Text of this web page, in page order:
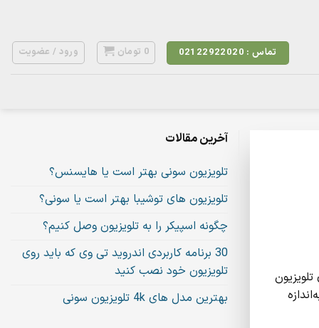
تماس : 02122922020 0 تومان ورود / عضویت
آخرین مقالات
تلویزیون سونی بهتر است یا هایسنس؟
تلویزیون های توشیبا بهتر است یا سونی؟
چگونه اسپیکر را به تلویزیون وصل کنیم؟
30 برنامه کاربردی اندروید تی وی که باید روی
تلویزیون خود نصب کنید
بهترین مدل های 4k تلویزیون سونی